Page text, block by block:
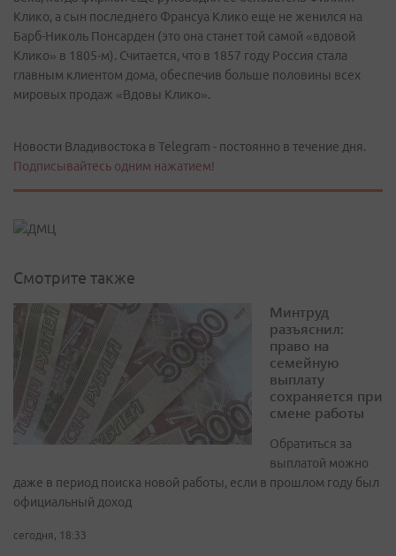
Клико, а сын последнего Франсуа Клико еще не женился на
Барб-Николь Понсарден (это она станет той самой «вдовой
Клико» в 1805-м). Считается, что в 1857 году Россия стала
главным клиентом дома, обеспечив больше половины всех
мировых продаж «Вдовы Клико».
Новости Владивостока в Telegram - постоянно в течение дня.
Подписывайтесь одним нажатием!
Смотрите также
Минтруд
разъяснил:
право на
семейную
выплату
сохраняется при
смене работы
Обратиться за
выплатой можно
даже в период поиска новой работы, если в прошлом году был
официальный доход
сегодня, 18:33